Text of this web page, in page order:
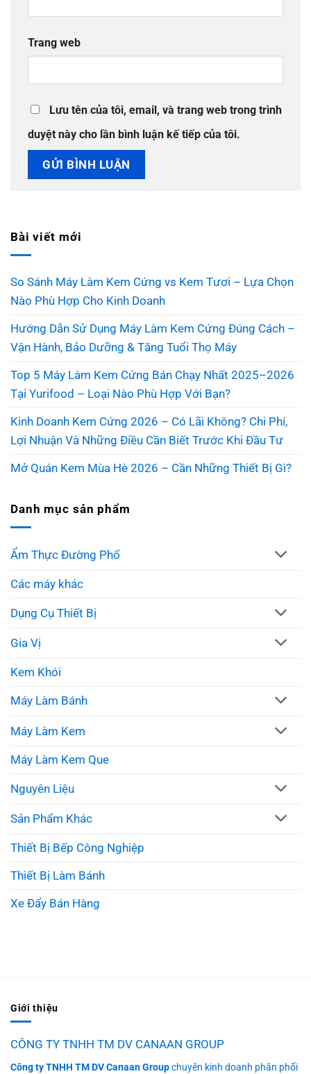
Trang web
Lưu tên của tôi, email, và trang web trong trình
duyệt này cho lần bình luận kế tiếp của tôi.
Bài viết mới
So Sánh Máy Làm Kem Cứng vs Kem Tươi – Lựa Chọn
Nào Phù Hợp Cho Kinh Doanh
Hướng Dẫn Sử Dụng Máy Làm Kem Cứng Đúng Cách –
Vận Hành, Bảo Dưỡng & Tăng Tuổi Thọ Máy
Top 5 Máy Làm Kem Cứng Bán Chạy Nhất 2025–2026
Tại Yurifood – Loại Nào Phù Hợp Với Bạn?
Kinh Doanh Kem Cứng 2026 – Có Lãi Không? Chi Phí,
Lợi Nhuận Và Những Điều Cần Biết Trước Khi Đầu Tư
Mở Quán Kem Mùa Hè 2026 – Cần Những Thiết Bị Gì?
Danh mục sản phẩm
Ẩm Thực Đường Phố
Các máy khác
Dụng Cụ Thiết Bị
Gia Vị
Kem Khói
Máy Làm Bánh
Máy Làm Kem
Máy Làm Kem Que
Nguyên Liệu
Sản Phẩm Khác
Thiết Bị Bếp Công Nghiệp
Thiết Bị Làm Bánh
Xe Đẩy Bán Hàng
Giới thiệu
CÔNG TY TNHH TM DV CANAAN GROUP
Công ty TNHH TM DV Canaan Groupchuyên kinh doanh phân phối